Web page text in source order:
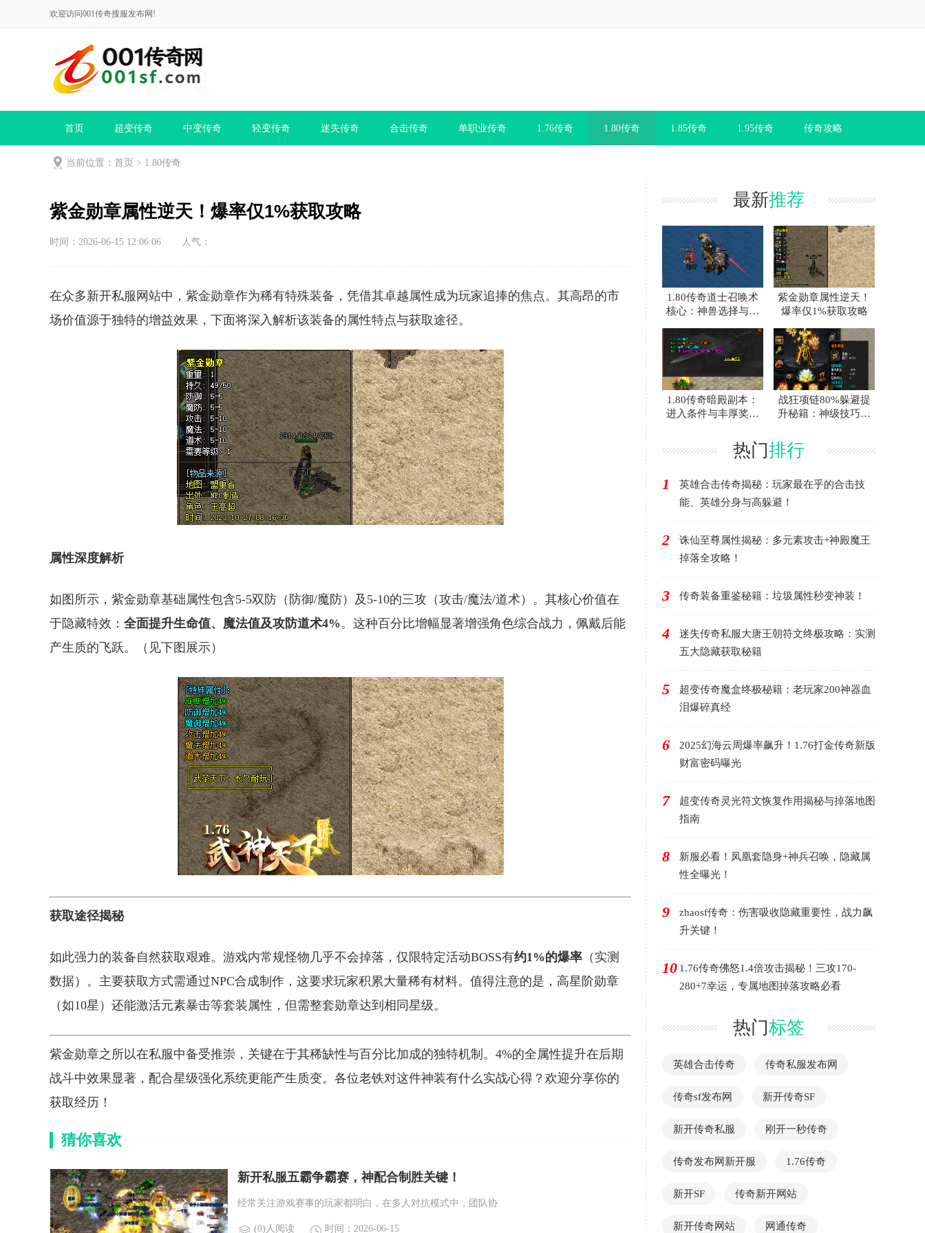
欢迎访问001传奇搜服发布网!
首页 超变传奇 中变传奇 轻变传奇 迷失传奇 合击传奇 单职业传奇 1.76传奇 1.80传奇 1.85传奇 1.95传奇 传奇攻略
当前位置： 首页 > 1.80传奇
紫金勋章属性逆天！爆率仅1%获取攻略
时间：2026-06-15 12:06:06 人气：
在众多新开私服网站中，紫金勋章作为稀有特殊装备，凭借其卓越属性成为玩家追捧的焦点。其高昂的市
场价值源于独特的增益效果，下面将深入解析该装备的属性特点与获取途径。
属性深度解析
如图所示，紫金勋章基础属性包含5-5双防（防御/魔防）及5-10的三攻（攻击/魔法/道术）。其核心价值在
于隐藏特效： 全面提升生命值、魔法值及攻防道术4%。这种百分比增幅显著增强角色综合战力，佩戴后能
产生质的飞跃。（见下图展示）
获取途径揭秘
如此强力的装备自然获取艰难。游戏内常规怪物几乎不会掉落，仅限特定活动BOSS有约1%的爆率 （实测
数据）。主要获取方式需通过NPC合成制作，这要求玩家积累大量稀有材料。值得注意的是，高星阶勋章
（如10星）还能激活元素暴击等套装属性，但需整套勋章达到相同星级。
紫金勋章之所以在私服中备受推崇，关键在于其稀缺性与百分比加成的独特机制。4%的全属性提升在后期
战斗中效果显著，配合星级强化系统更能产生质变。各位老铁对这件神装有什么实战心得？欢迎分享你的
获取经历！
猜你喜欢
新开私服五霸争霸赛，神配合制胜关键！
经常关注游戏赛事的玩家都明白，在多人对抗模式中，团队协
(0)人阅读 时间：2026-06-15
最新推荐
1.80传奇道士召唤术
核心：神兽选择与施
紫金勋章属性逆天！
爆率仅1%获取攻略
1.80传奇暗殿副本：
进入条件与丰厚奖励
战狂项链80%躲避提
升秘籍：神级技巧助
热门排行
1
英雄合击传奇揭秘：玩家最在乎的合击技
能、英雄分身与高躲避！
2
诛仙至尊属性揭秘：多元素攻击+神殿魔王
掉落全攻略！
3 传奇装备重鉴秘籍：垃圾属性秒变神装！
4
迷失传奇私服大唐王朝符文终极攻略：实测
五大隐藏获取秘籍
5
超变传奇魔盒终极秘籍：老玩家200神器血
泪爆碎真经
6
2025幻海云周爆率飙升！1.76打金传奇新版
财富密码曝光
7
超变传奇灵光符文恢复作用揭秘与掉落地图
指南
8
新服必看！凤凰套隐身+神兵召唤，隐藏属
性全曝光！
9
zhaosf传奇：伤害吸收隐藏重要性，战力飙
升关键！
10 1.76传奇佛怒1.4倍攻击揭秘！三攻170-
280+7幸运，专属地图掉落攻略必看
热门标签
英雄合击传奇 传奇私服发布网
传奇sf发布网 新开传奇SF
新开传奇私服 刚开一秒传奇
传奇发布网新开服 1.76传奇
新开SF 传奇新开网站
新开传奇网站 网通传奇